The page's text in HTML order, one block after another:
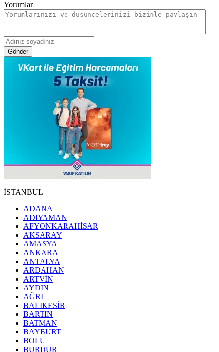
Yorumlar
Gönder
İSTANBUL
ADANA
ADIYAMAN
AFYONKARAHİSAR
AKSARAY
AMASYA
ANKARA
ANTALYA
ARDAHAN
ARTVİN
AYDIN
AĞRI
BALIKESİR
BARTIN
BATMAN
BAYBURT
BOLU
BURDUR